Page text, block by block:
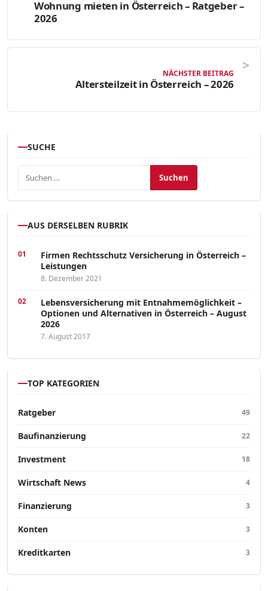
Wohnung mieten in Österreich – Ratgeber –
2026
NÄCHSTER BEITRAG
Altersteilzeit in Österreich – 2026
SUCHE
Suchen nach:
AUS DERSELBEN RUBRIK
Firmen Rechtsschutz Versicherung in Österreich –
Leistungen
8. Dezember 2021
Lebensversicherung mit Entnahmemöglichkeit –
Optionen und Alternativen in Österreich – August
2026
7. August 2017
TOP KATEGORIEN
Ratgeber 49
Baufinanzierung 22
Investment 18
Wirtschaft News 4
Finanzierung 3
Konten 3
Kreditkarten 3